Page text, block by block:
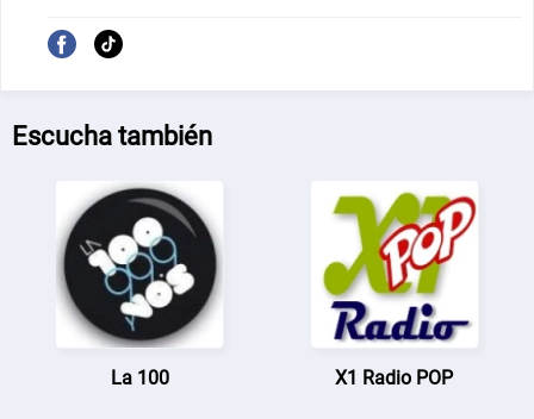
Escucha también
La 100 X1 Radio POP